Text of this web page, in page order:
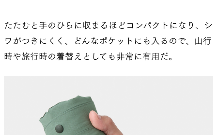
たたむと手のひらに収まるほどコンパクトになり、シ
ワがつきにくく、どんなポケットにも入るので、山行
時や旅行時の着替えとしても非常に有用だ。